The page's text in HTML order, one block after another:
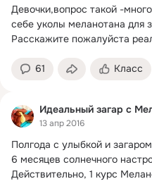
Девочки,вопрос такой -
себе уколы меланотана для
Расскажите пожалуйста
61 Класс
Идеальный загар с
13 апр 2016
Полгода с улыбкой и
6 месяцев солнечного
Действительно, 1 курс